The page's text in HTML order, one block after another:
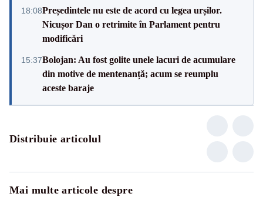
18:08Președintele nu este de acord cu legea urșilor.
Nicușor Dan o retrimite în Parlament pentru
modificări
15:37Bolojan: Au fost golite unele lacuri de acumulare
din motive de mentenanță; acum se reumplu
aceste baraje
Distribuie articolul
Mai multe articole despre